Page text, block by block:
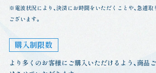
※電波状況により、決済にお時間をいただくことや、急遽
ございます。
購入制限数
より多くのお客様にご購入いただけるよう、商品